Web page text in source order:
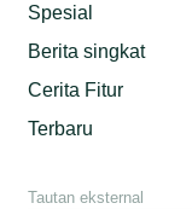
Spesial
Berita singkat
Cerita Fitur
Terbaru
Tautan eksternal